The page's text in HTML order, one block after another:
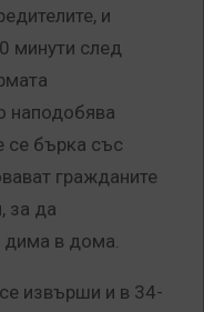
и
минути след
наподобява
се бърка със
гражданите
за да
дима в дома.
извърши и в 34-